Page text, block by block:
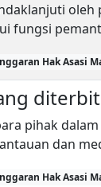
fungsi
Hak Asasi
pihak
dan
Hak Asasi